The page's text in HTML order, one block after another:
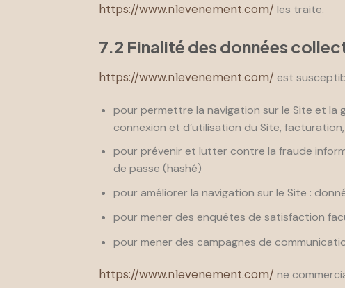
https://www.n1evenement.com/ les traite.
7.2 Finalité des données
https://www.n1evenement.com/ est
pour permettre la navigation sur le Site et la
connexion et d’utilisation du Site,
pour prévenir et lutter contre la fraude
de passe (hashé)
pour améliorer la navigation sur le Site :
pour mener des enquêtes de satisfaction
pour mener des campagnes de
https://www.n1evenement.com/ ne